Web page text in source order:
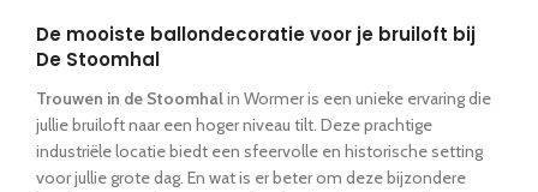
De mooiste ballondecoratie voor je bruiloft bij
De Stoomhal
Trouwen in de Stoomhalin Wormer is een unieke ervaring die
jullie bruiloft naar een hoger niveau tilt. Deze prachtige
industriële locatie biedt een sfeervolle en historische setting
voor jullie grote dag. En wat is er beter om deze bijzondere